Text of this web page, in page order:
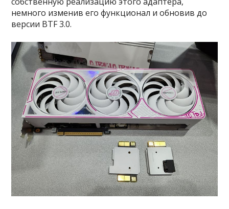
немного изменив его функционал и обновив до
версии BTF 3.0.